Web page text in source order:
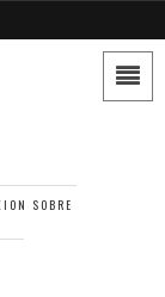
SOBRE